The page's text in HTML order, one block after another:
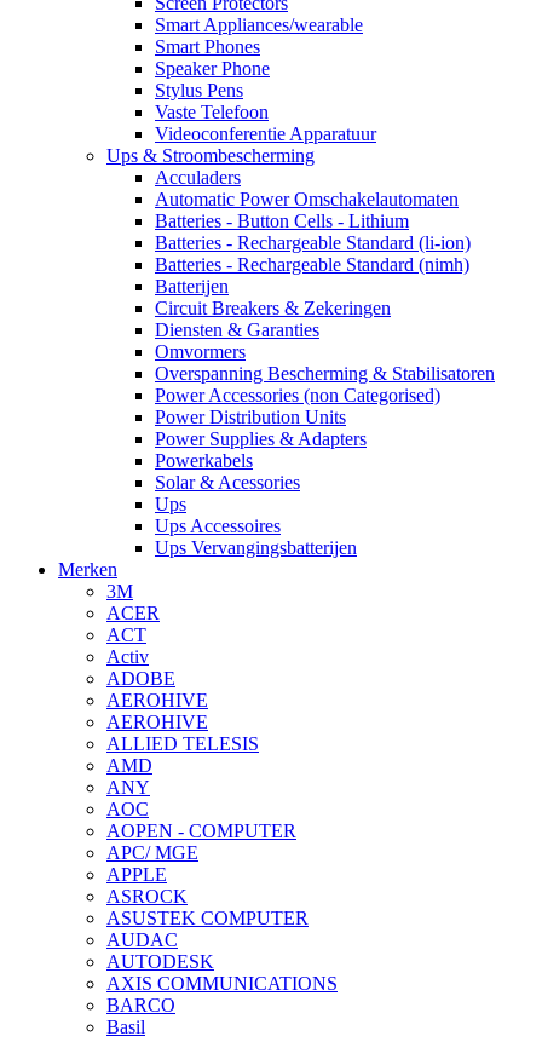
Smart Appliances/wearable
Smart Phones
Speaker Phone
Stylus Pens
Vaste Telefoon
Videoconferentie Apparatuur
Ups & Stroombescherming
Acculaders
Automatic Power Omschakelautomaten
Batteries - Button Cells - Lithium
Batteries - Rechargeable Standard (li-ion)
Batteries - Rechargeable Standard (nimh)
Batterijen
Circuit Breakers & Zekeringen
Diensten & Garanties
Omvormers
Overspanning Bescherming & Stabilisatoren
Power Accessories (non Categorised)
Power Distribution Units
Power Supplies & Adapters
Powerkabels
Solar & Acessories
Ups
Ups Accessoires
Ups Vervangingsbatterijen
Merken
3M
ACER
ACT
Activ
ADOBE
AEROHIVE
AEROHIVE
ALLIED TELESIS
AMD
ANY
AOC
AOPEN - COMPUTER
APC/ MGE
APPLE
ASROCK
ASUSTEK COMPUTER
AUDAC
AUTODESK
AXIS COMMUNICATIONS
BARCO
Basil